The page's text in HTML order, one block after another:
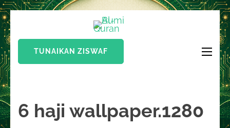
Lompat
ke
konten
(Tekan
Kebahagiaan Dunia-
TUNAIKAN ZISWAF
6 haji wallpaper.1280